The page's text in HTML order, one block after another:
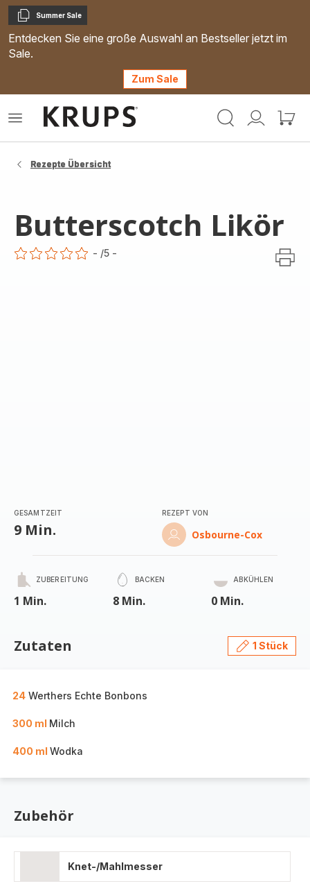
Kopieren
Summer Sale
Entdecken Sie eine große Auswahl an Bestseller jetzt im
Sale.
Zum Sale
Mein
Mein
Das
Rezepte Übersicht
Butterscotch Likör
- /5 -
GESAMTZEIT
9 Min.
REZEPT VON
Osbourne-Cox
ZUBEREITUNG
1 Min.
BACKEN
8 Min.
ABKÜHLEN
0 Min.
Zutaten 1 Stück
24 Werthers Echte Bonbons
300 ml Milch
400 ml Wodka
Zubehör
Knet-/Mahlmesser